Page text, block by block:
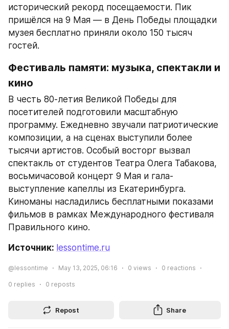
исторический рекорд посещаемости. Пик
пришёлся на 9 Мая — в День Победы площадки
музея бесплатно приняли около 150 тысяч
гостей.
Фестиваль памяти: музыка, спектакли и
кино
В честь 80-летия Великой Победы для
посетителей подготовили масштабную
программу. Ежедневно звучали патриотические
композиции, а на сценах выступили более
тысячи артистов. Особый восторг вызвал
спектакль от студентов Театра Олега Табакова,
восьмичасовой концерт 9 Мая и гала-
выступление капеллы из Екатеринбурга.
Киноманы насладились бесплатными показами
фильмов в рамках Международного фестиваля
Правильного кино.
Источник: lessontime.ru
@lessontime May 13, 2025, 06:16 0 views 0 reactions
0 replies 0 reposts
Repost Share